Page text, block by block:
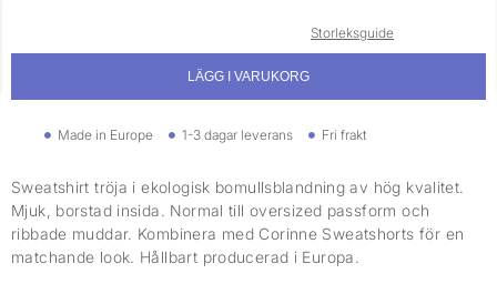
Storleksguide
LÄGG I VARUKORG
Made in Europe 1-3 dagar leverans Fri frakt
Sweatshirt tröja i ekologisk bomullsblandning av hög kvalitet.
Mjuk, borstad insida. Normal till oversized passform och
ribbade muddar. Kombinera med Corinne Sweatshorts för en
matchande look. Hållbart producerad i Europa.